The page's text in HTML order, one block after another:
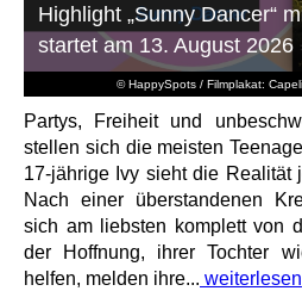
© HappySpots / Filmplakat:
Highlight „Sunny Dancer“
startet am 13. August 2026
Partys, Freiheit und
stellen sich die meisten
17-jährige Ivy sieht die Realität
Nach einer überstandenen
sich am liebsten komplett von
der Hoffnung, ihrer Tochter
helfen, melden ihre... weiterlesen